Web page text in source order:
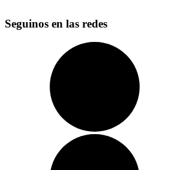
Seguinos en las redes